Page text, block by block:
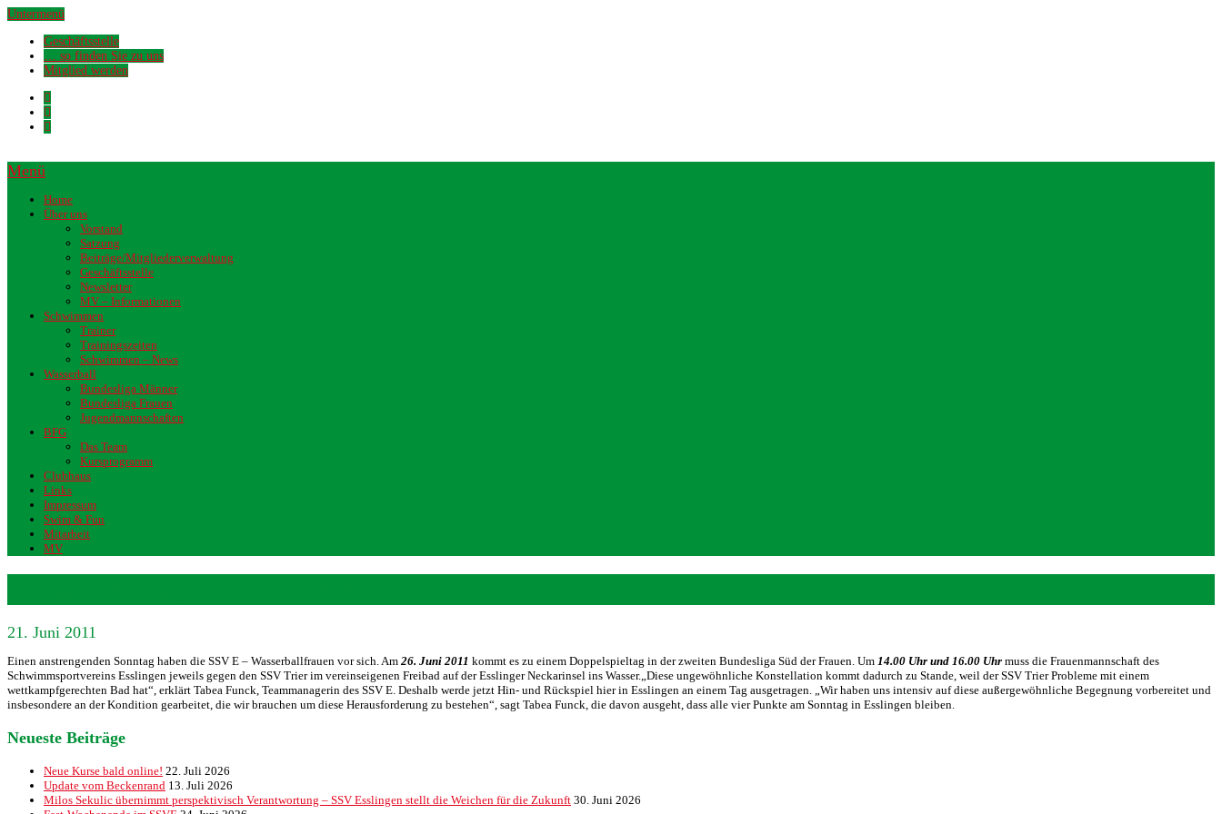
Untermenü
Geschäftsstelle
… so finden Sie zu uns
Mitglied werden
Menü
Home
Über uns
Vorstand
Satzung
Beiträge/Mitgliederverwaltung
Geschäftsstelle
Newsletter
MV – Informationen
Schwimmen
Trainer
Trainingszeiten
Schwimmen – News
Wasserball
Bundesliga Männer
Bundesliga Frauen
Jugendmannschaften
BFG
Das Team
Kursprogramm
Clubhaus
Links
Impressum
Swim & Fun
Mitarbeit
MV
21. Juni 2011
Einen anstrengenden Sonntag haben die SSV E – Wasserballfrauen vor sich. Am 26. Juni 2011 kommt es zu einem Doppelspieltag in der zweiten Bundesliga Süd der Frauen. Um 14.00 Uhr und 16.00 Uhr muss die Frauenmannschaft des
Schwimmsportvereins Esslingen jeweils gegen den SSV Trier im vereinseigenen Freibad auf der Esslinger Neckarinsel ins Wasser.„Diese ungewöhnliche Konstellation kommt dadurch zu Stande, weil der SSV Trier Probleme mit einem
wettkampfgerechten Bad hat“, erklärt Tabea Funck, Teammanagerin des SSV E. Deshalb werde jetzt Hin- und Rückspiel hier in Esslingen an einem Tag ausgetragen. „Wir haben uns intensiv auf diese außergewöhnliche Begegnung vorbereitet und
insbesondere an der Kondition gearbeitet, die wir brauchen um diese Herausforderung zu bestehen“, sagt Tabea Funck, die davon ausgeht, dass alle vier Punkte am Sonntag in Esslingen bleiben.
Neueste Beiträge
Neue Kurse bald online! 22. Juli 2026
Update vom Beckenrand 13. Juli 2026
Milos Sekulic übernimmt perspektivisch Verantwortung – SSV Esslingen stellt die Weichen für die Zukunft 30. Juni 2026